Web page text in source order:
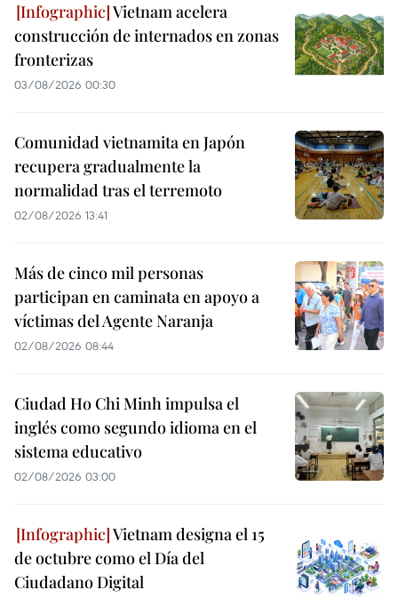
Vietnam acelera
construcción de internados en zonas
fronterizas
03/08/2026 00:30
Comunidad vietnamita en Japón
recupera gradualmente la
normalidad tras el terremoto
02/08/2026 13:41
Más de cinco mil personas
participan en caminata en apoyo a
víctimas del Agente Naranja
02/08/2026 08:44
Ciudad Ho Chi Minh impulsa el
inglés como segundo idioma en el
sistema educativo
02/08/2026 03:00
Vietnam designa el 15
de octubre como el Día del
Ciudadano Digital